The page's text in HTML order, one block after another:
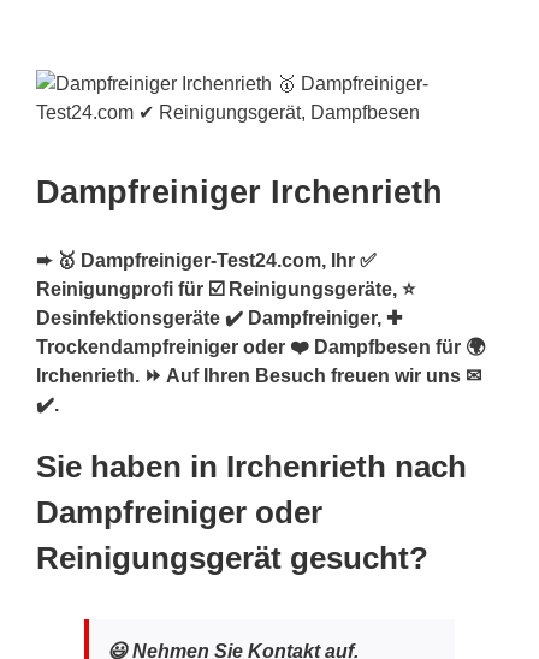
Dampfreiniger Irchenrieth
➨ 🥇 Dampfreiniger-Test24.com, Ihr ✅
Reinigungprofi für ☑️ Reinigungsgeräte, ⭐
Desinfektionsgeräte ✔️ Dampfreiniger, ✚
Trockendampfreiniger oder ❤️ Dampfbesen für 🌍
Irchenrieth. ⏩ Auf Ihren Besuch freuen wir uns ✉
✔️.
Sie haben in Irchenrieth nach
Dampfreiniger oder
Reinigungsgerät gesucht?
😃 Nehmen Sie Kontakt auf.